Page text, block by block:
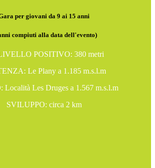
per giovani da 9 ai 15 anni
compiuti alla data dell'evento)
POSITIVO: 380 metri
Le Plany a 1.185 m.s.l.m
Località Les Druges a 1.567 m.s.l.m
SVILUPPO: circa 2 km